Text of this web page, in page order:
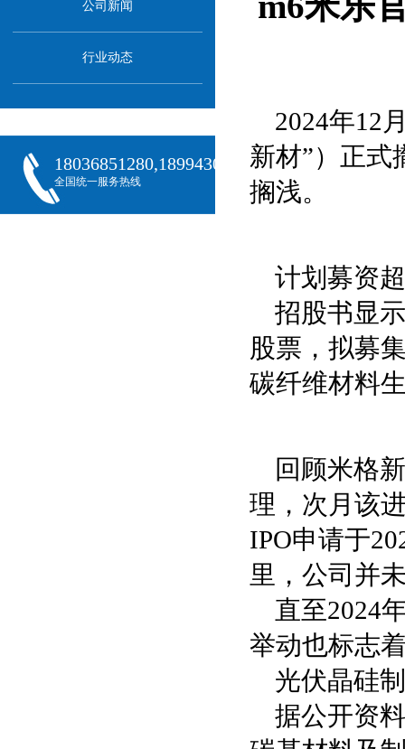
公司新闻
行业动态
18036851280,18994301288,18068407382
全国统一服务热线
2024年12
新材”）正式
搁浅。
计划募资
招股书显
股票，拟募
碳纤维材料
回顾米格
理，次月该
IPO申请于
里，公司并
直至2024
举动也标志
光伏晶硅
据公开资